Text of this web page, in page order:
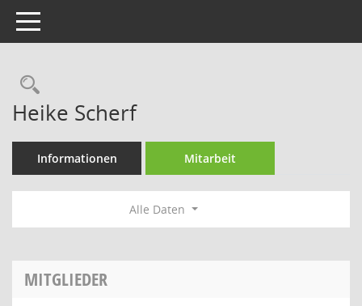
Toggle navigation
Rechercheauswahl
Heike Scherf
Informationen Mitarbeit
Alle Daten
MITGLIEDER